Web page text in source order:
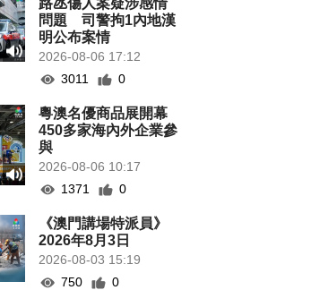
路氹傷人案疑涉感情
問題 司警拘1內地漢
明公布案情
2026-08-06 17:12
3011
0
粵澳名優商品展開幕
450多家海內外企業參
與
2026-08-06 10:17
1371
0
《澳門講場特派員》
2026年8月3日
2026-08-03 15:19
750
0